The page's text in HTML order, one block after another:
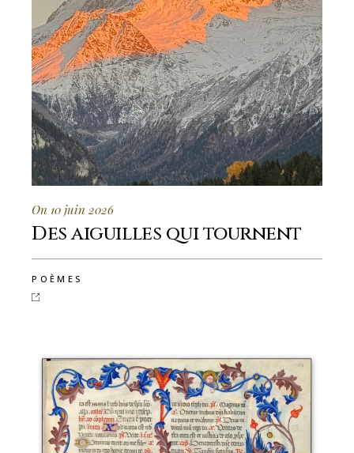
On 10 juin 2026
Des aiguilles qui tournent
POÈMES